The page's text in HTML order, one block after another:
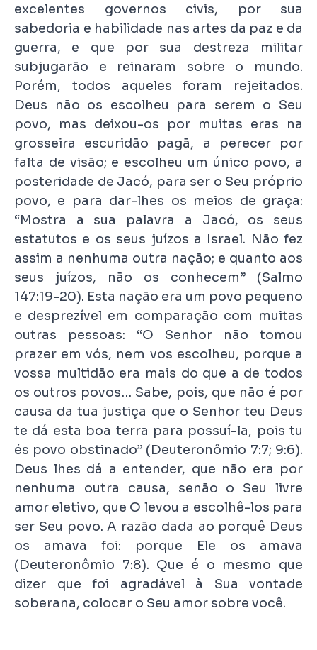
excelentes governos civis, por sua
sabedoria e habilidade nas artes da paz e da
guerra, e que por sua destreza militar
subjugarão e reinaram sobre o mundo.
Porém, todos aqueles foram rejeitados.
Deus não os escolheu para serem o Seu
povo, mas deixou-os por muitas eras na
grosseira escuridão pagã, a perecer por
falta de visão; e escolheu um único povo, a
posteridade de Jacó, para ser o Seu próprio
povo, e para dar-lhes os meios de graça:
“Mostra a sua palavra a Jacó, os seus
estatutos e os seus juízos a Israel. Não fez
assim a nenhuma outra nação; e quanto aos
seus juízos, não os conhecem” (Salmo
147:19-20). Esta nação era um povo pequeno
e desprezível em comparação com muitas
outras pessoas: “O Senhor não tomou
prazer em vós, nem vos escolheu, porque a
vossa multidão era mais do que a de todos
os outros povos… Sabe, pois, que não é por
causa da tua justiça que o Senhor teu Deus
te dá esta boa terra para possuí-la, pois tu
és povo obstinado” (Deuteronômio 7:7; 9:6).
Deus lhes dá a entender, que não era por
nenhuma outra causa, senão o Seu livre
amor eletivo, que O levou a escolhê-los para
ser Seu povo. A razão dada ao porquê Deus
os amava foi: porque Ele os amava
(Deuteronômio 7:8). Que é o mesmo que
dizer que foi agradável à Sua vontade
soberana, colocar o Seu amor sobre você.